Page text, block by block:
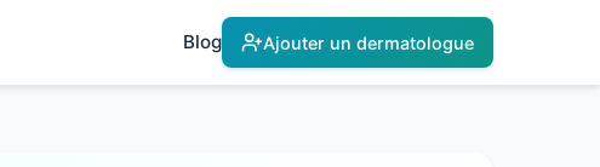
Blog Ajouter un dermatologue